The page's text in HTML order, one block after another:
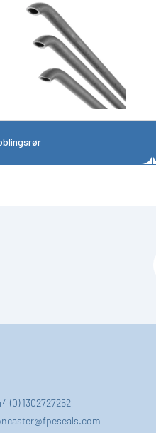
(0) 1302727252